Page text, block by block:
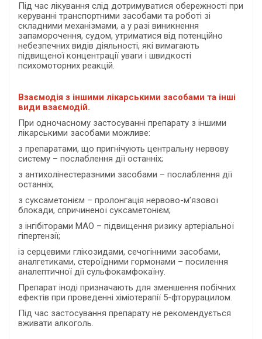
Під час лікування слід дотримуватися обережності при
керуванні транспортними засобами та роботі зі
складними механізмами, а у разі виникнення
запаморочення, судом, утриматися від потенційно
небезпечних видів діяльності, які вимагають
підвищеної концентрації уваги і швидкості
психомоторних реакцій.
Взаємодія з іншими лікарськими засобами та інші
види взаємодій.
При одночасному застосуванні препарату з іншими
лікарськими засобами можливе:
з препаратами, що пригнічують центральну нервову
систему – послаблення дії останніх;
з антихолінестеразними засобами – послаблення дії
останніх;
з суксаметонієм – пролонгація нервово-м’язової
блокади, спричиненої суксаметонієм;
з інгібіторами МАО – підвищення ризику артеріальної
гіпертензії;
із серцевими глікозидами, сечогінними засобами,
аналгетиками, стероїдними гормонами – посилення
аналептичної дії сульфокамфокаїну.
Препарат іноді призначають для зменшення побічних
ефектів при проведенні хіміотерапії 5-фторурацилом.
Під час застосування препарату не рекомендується
вживати алкоголь.